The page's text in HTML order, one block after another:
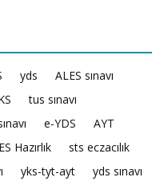
yds
ALES sınavı
tus sınavı
e-YDS
AYT
Hazırlık
sts eczacılık
yks-tyt-ayt
yds sınavı